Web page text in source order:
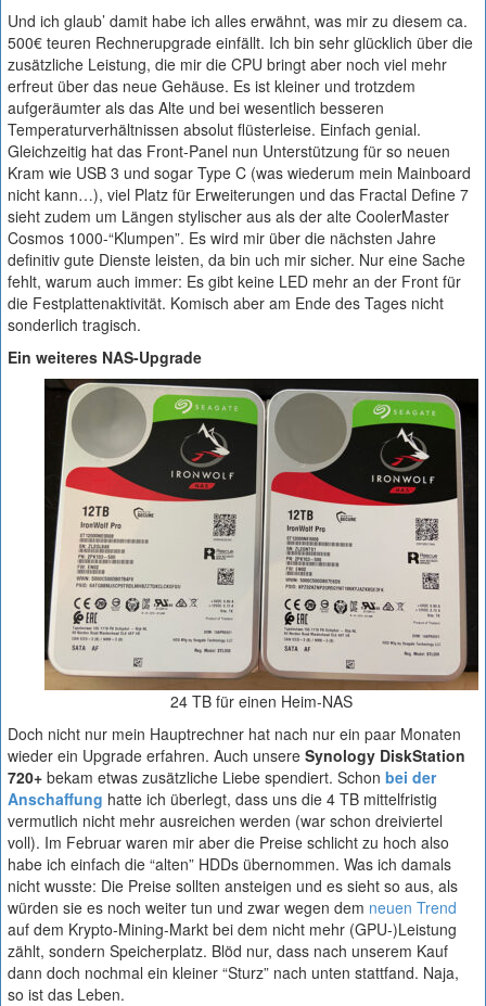
Und ich glaub’ damit habe ich alles erwähnt, was mir zu diesem ca.
500€ teuren Rechnerupgrade einfällt. Ich bin sehr glücklich über die
zusätzliche Leistung, die mir die CPU bringt aber noch viel mehr
erfreut über das neue Gehäuse. Es ist kleiner und trotzdem
aufgeräumter als das Alte und bei wesentlich besseren
Temperaturverhältnissen absolut flüsterleise. Einfach genial.
Gleichzeitig hat das Front-Panel nun Unterstützung für so neuen
Kram wie USB 3 und sogar Type C (was wiederum mein Mainboard
nicht kann…), viel Platz für Erweiterungen und das Fractal Define 7
sieht zudem um Längen stylischer aus als der alte CoolerMaster
Cosmos 1000-“Klumpen”. Es wird mir über die nächsten Jahre
definitiv gute Dienste leisten, da bin uch mir sicher. Nur eine Sache
fehlt, warum auch immer: Es gibt keine LED mehr an der Front für
die Festplattenaktivität. Komisch aber am Ende des Tages nicht
sonderlich tragisch.
Ein weiteres NAS-Upgrade
24 TB für einen Heim-NAS
Doch nicht nur mein Hauptrechner hat nach nur ein paar Monaten
wieder ein Upgrade erfahren. Auch unsere Synology DiskStation
720+ bekam etwas zusätzliche Liebe spendiert. Schon bei der
Anschaffung hatte ich überlegt, dass uns die 4 TB mittelfristig
vermutlich nicht mehr ausreichen werden (war schon dreiviertel
voll). Im Februar waren mir aber die Preise schlicht zu hoch also
habe ich einfach die “alten” HDDs übernommen. Was ich damals
nicht wusste: Die Preise sollten ansteigen und es sieht so aus, als
würden sie es noch weiter tun und zwar wegen dem neuen Trend
auf dem Krypto-Mining-Markt bei dem nicht mehr (GPU-)Leistung
zählt, sondern Speicherplatz. Blöd nur, dass nach unserem Kauf
dann doch nochmal ein kleiner “Sturz” nach unten stattfand. Naja,
so ist das Leben.